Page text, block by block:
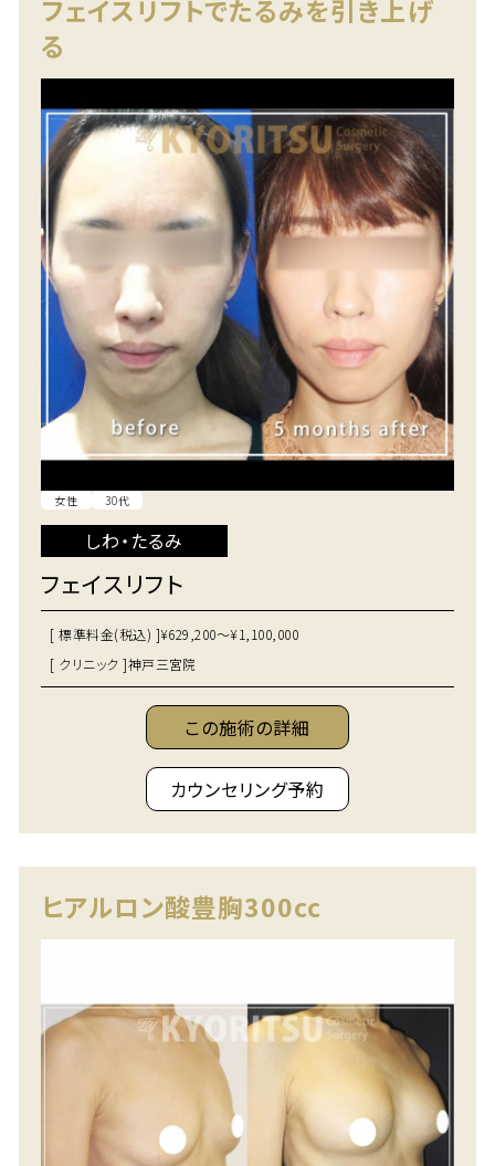
フェイスリフトでたるみを引き上げ
る
女性 30代
しわ・たるみ
フェイスリフト
[ 標準料金(税込) ]¥629,200～¥1,100,000
[ クリニック ]神戸三宮院
この施術の詳細
カウンセリング予約
ヒアルロン酸豊胸300cc